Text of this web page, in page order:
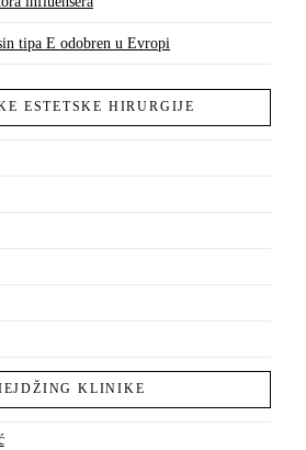
tipa E odobren u Evropi
ESTETSKE HIRURGIJE
KLINIKE